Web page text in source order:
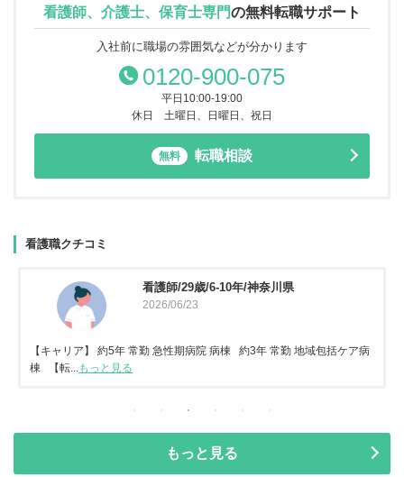
看護師、介護士、保育士専門の無料転職サポート
入社前に職場の雰囲気などが分かります
0120-900-075
平日10:00-19:00
休日 土曜日、日曜日、祝日
無料 転職相談
看護職クチコミ
看護師/29歳/6-10年/神奈川県
2026/06/23
【キャリア】 約5年 常勤 急性期病院 病棟 約3年 常勤 地域包括ケア病
棟 【転...もっと見る
もっと見る